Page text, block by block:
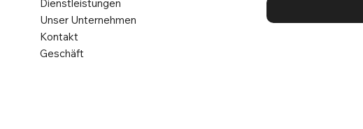
Dienstleistungen
Unser Unternehmen
Kontakt
Geschäft